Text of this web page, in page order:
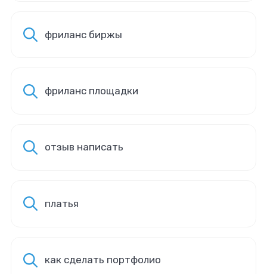
фриланс биржы
фриланс площадки
отзыв написать
платья
как сделать портфолио